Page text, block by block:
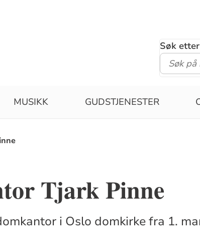
Søk
MUSIKK GUDSTJENESTER
Tjark Pinne
i Oslo domkirke fra 1.